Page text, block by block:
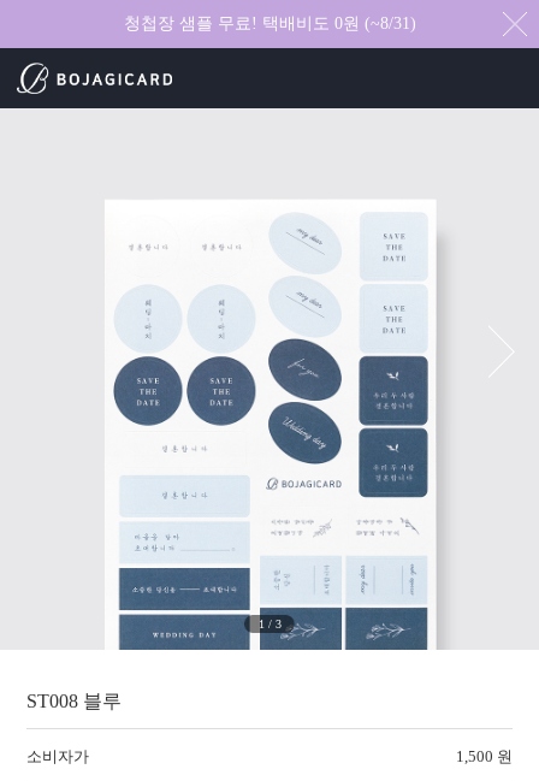
청첩장 샘플 무료! 택배비도 0원 (~8/31)
1 / 3
ST008 블루
소비자가 1,500 원